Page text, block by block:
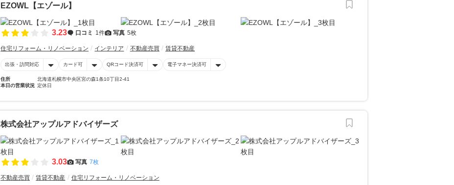
EZOWL【エゾール】
3.23 口コミ 1件 写真 5枚
住宅リフォーム・リノベーション インテリア 不動産売買 賃貸不動産
出張・訪問対応 カード可 QRコード決済可 電子マネー決済可
住所
北海道札幌市中央区宮の森1条10丁目2-41
本日の営業状況 定休日
株式会社アップルアドバイザーズ
3.03 写真 7枚
不動産売買 賃貸不動産 住宅リフォーム・リノベーション